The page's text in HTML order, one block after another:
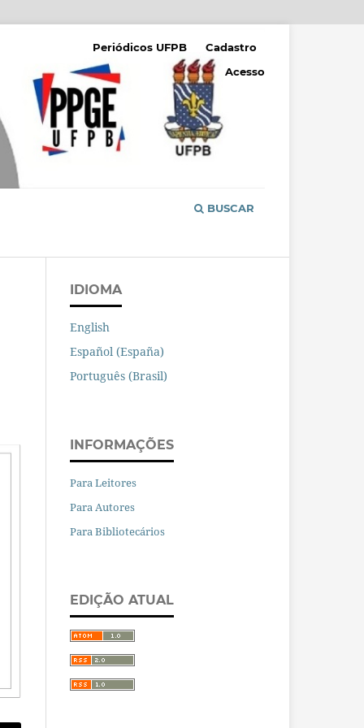
BUSCAR
Periódicos UFPB
Cadastro
Acesso
IDIOMA
English
Español (España)
Português (Brasil)
INFORMAÇÕES
Para Leitores
Para Autores
Para Bibliotecários
EDIÇÃO ATUAL